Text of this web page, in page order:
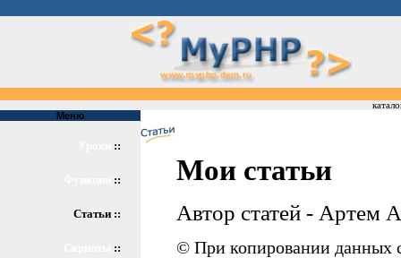
Меню
::
::
Статьи ::
::
Мои статьи
Автор статей - Артем
© При копировании данных